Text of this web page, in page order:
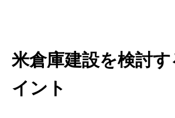
米倉庫建設を検討
イント